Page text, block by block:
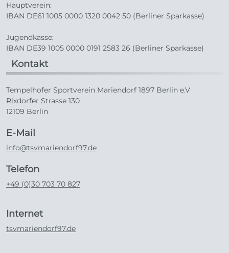
Hauptverein:
IBAN DE61 1005 0000 1320 0042 50 (Berliner Sparkasse)
Jugendkasse:
IBAN DE39 1005 0000 0191 2583 26 (Berliner Sparkasse)
Kontakt
Tempelhofer Sportverein Mariendorf 1897 Berlin e.V
Rixdorfer Strasse 130
12109 Berlin
E-Mail
info@tsvmariendorf97.de
Telefon
+49 (0)30 703 70 827
Internet
tsvmariendorf97.de